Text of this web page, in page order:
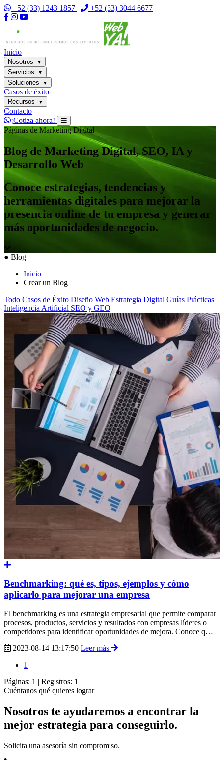
+52 (33) 1243 1857 | +52 (33) 3044 6677
Inicio
Nosotros ▼
Servicios ▼
Soluciones ▼
Casos de éxito
Recursos ▼
Contacto
¡Cotiza ahora!
Páginas de Marketing Digital
Blog de Marketing Digital, SEO, IA y
Desarrollo Web
Conoce estrategias, tendencias y
herramientas digitales para mejorar la
presencia online de tu empresa y generar
más oportunidades de negocio.
● Blog
Inicio
Crear un Blog
Todo Casos de Éxito Diseño Web Estrategia Digital Guías Prácticas
Inteligencia Artificial SEO y GEO
Benchmarking: qué es, tipos, ejemplos y cómo
aplicarlo para mejorar una empresa
El benchmarking es una estrategia empresarial que permite comparar
procesos, productos, servicios y resultados con empresas líderes o
competidores para identificar oportunidades de mejora. Conoce qué
para optimizar decisiones, aumentar la eficiencia y mejorar la
2023-08-14 13:17:50 Leer más
1
Páginas: 1 | Registros: 1
Cuéntanos qué quieres lograr
Nosotros te ayudaremos a encontrar la
mejor estrategia para conseguirlo.
Solicita una asesoría sin compromiso.